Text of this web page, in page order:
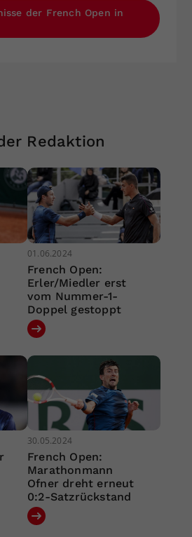
der French Open in
Redaktion
01.06.2024
French Open:
Erler/Miedler erst
vom Nummer-1-
Doppel gestoppt
30.05.2024
French Open:
Marathonmann
Ofner dreht erneut
0:2-Satzrückstand